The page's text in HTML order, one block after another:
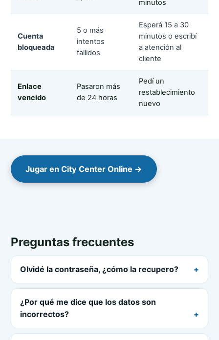
minutos
Cuenta
bloqueada
5 o más
intentos
fallidos
Esperá 15 a 30
minutos o escribí
a atención al
cliente
Enlace
vencido
Pasaron más
de 24 horas
Pedí un
restablecimiento
nuevo
Jugar en City Center Online →
Preguntas frecuentes
Olvidé la contraseña, ¿cómo la recupero?
¿Por qué me dice que los datos son
incorrectos?